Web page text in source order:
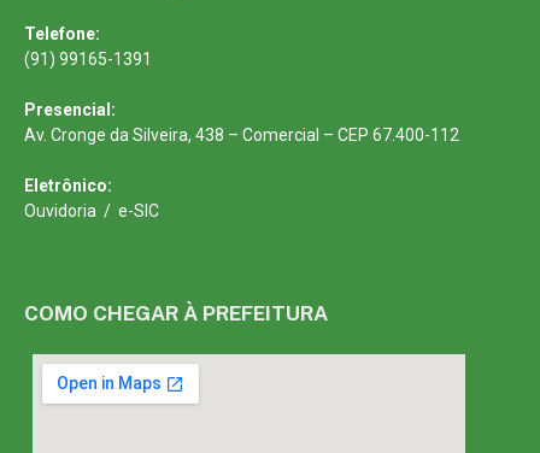
Telefone:
(91) 99165-1391
Presencial:
Av. Cronge da Silveira, 438 – Comercial – CEP 67.400-112
Eletrônico:
Ouvidoria / e-SIC
COMO CHEGAR À PREFEITURA